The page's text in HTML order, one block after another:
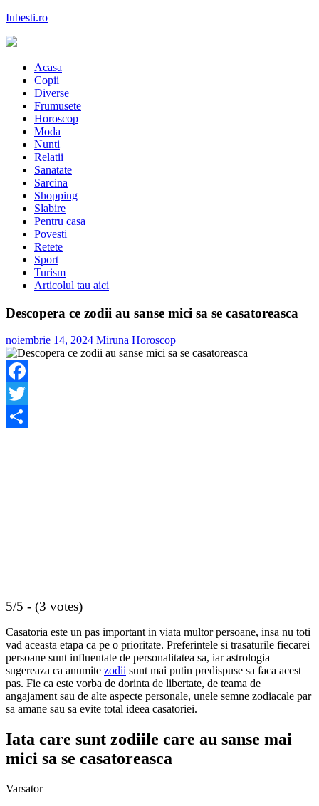
Skip
content
Iubesti.ro
astazi
Acasa
Copii
Diverse
Frumusete
Horoscop
Moda
Nunti
Relatii
Sanatate
Sarcina
Shopping
Slabire
Pentru casa
Povesti
Retete
Sport
Turism
Articolul tau aici
Descopera ce zodii au sanse mici sa se casatoreasca
noiembrie 14, 2024 Miruna Horoscop
Facebook
Twitter
5/5 - (3 votes)
Casatoria este un pas important in viata multor persoane, insa nu toti
vad aceasta etapa ca pe o prioritate. Preferintele si trasaturile fiecarei
persoane sunt influentate de personalitatea sa, iar astrologia
sugereaza ca anumite zodii sunt mai putin predispuse sa faca acest
pas. Fie ca este vorba de dorinta de libertate, de teama de
angajament sau de alte aspecte personale, unele semne zodiacale par
sa amane sau sa evite total ideea casatoriei.
Iata care sunt zodiile care au sanse mai
mici sa se casatoreasca
Varsator